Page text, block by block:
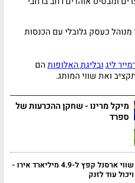
מנוהל כעסק גלובלי עם הכנסות
ליגובליגת האלופות הם
ואת שווי המותג.
מיקל מרינו - שחקן ההכרעות של
ספרד
שווי ארסנל קפץ ל-4.9 מיליארד אירו -
ויכול עוד לזנק